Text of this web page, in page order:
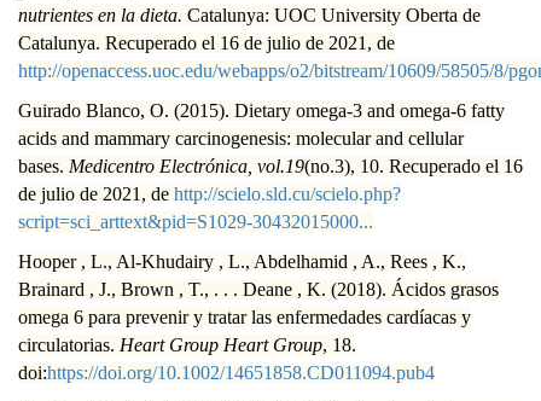
nutrientes en la dieta. Catalunya: UOC University Oberta de
Catalunya. Recuperado el 16 de julio de 2021, de
http://openaccess.uoc.edu/webapps/o2/bitstream/10609/58505/8/
Guirado Blanco, O. (2015). Dietary omega-3 and omega-6 fatty
acids and mammary carcinogenesis: molecular and cellular
bases. Medicentro Electrónica, vol.19(no.3), 10. Recuperado el 16
de julio de 2021, de http://scielo.sld.cu/scielo.php?
script=sci_arttext&pid=S1029-30432015000...
Hooper , L., Al-Khudairy , L., Abdelhamid , A., Rees , K.,
Brainard , J., Brown , T., . . . Deane , K. (2018). Ácidos grasos
omega 6 para prevenir y tratar las enfermedades cardíacas y
circulatorias. Heart Group Heart Group, 18.
doi:https://doi.org/10.1002/14651858.CD011094.pub4